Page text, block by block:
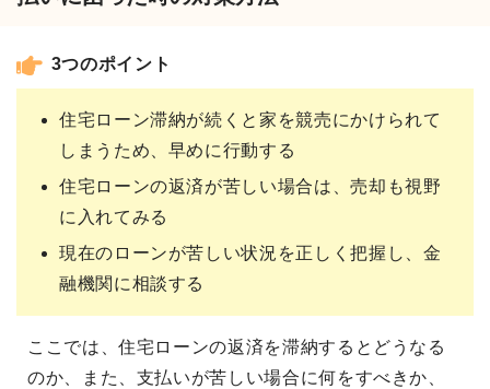
3つのポイント
住宅ローン滞納が続くと家を競売にかけられて
しまうため、早めに行動する
住宅ローンの返済が苦しい場合は、売却も視野
に入れてみる
現在のローンが苦しい状況を正しく把握し、金
融機関に相談する
ここでは、住宅ローンの返済を滞納するとどうなる
のか、また、支払いが苦しい場合に何をすべきか、